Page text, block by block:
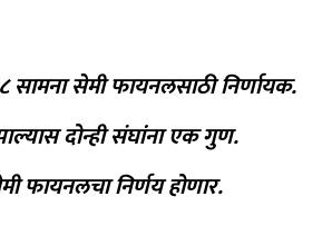
सामना सेमी फायनलसाठी निर्णायक.
दोन्ही संघांना एक गुण.
फायनलचा निर्णय होणार.